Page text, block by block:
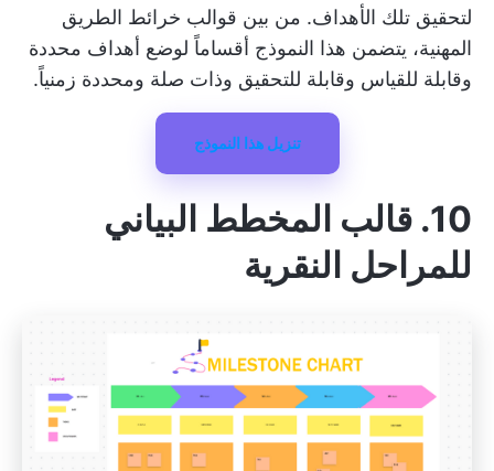
لتحقيق تلك الأهداف. من بين قوالب خرائط الطريق
المهنية، يتضمن هذا النموذج أقساماً لوضع أهداف محددة
وقابلة للقياس وقابلة للتحقيق وذات صلة ومحددة زمنياً.
تنزيل هذا النموذج
10. قالب المخطط البياني
للمراحل النقرية